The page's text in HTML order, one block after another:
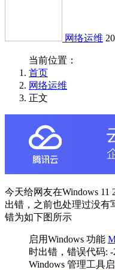
网络运维
当前位置：
首页
网络运维
正文
今天给网友在Windows 11
出错，之前也处理过没有
错为如下图所示
启用Windows 功能
时出错，错误代码: -
Windows 管理工具